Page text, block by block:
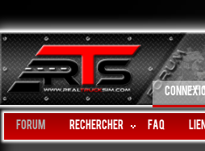
Forum Rechercher FAQ